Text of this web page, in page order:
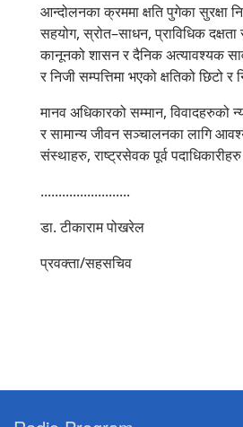
आन्दोलनका क्रममा क्षति पुगेका
सहयोग, स्रोत–साधन, प्राविधिक
कानूनको शासन र दैनिक अत्यावश्यक
र निजी सम्पत्तिमा भएको क्षतिको
मानव अधिकारको सम्मान, विवादहरुको
र सामान्य जीवन सञ्चालनका लागि
संस्थाहरु, राष्ट्रसेवक पूर्व
.........................
डा. टीकाराम पोखरेल
प्रवक्ता/सहसचिव